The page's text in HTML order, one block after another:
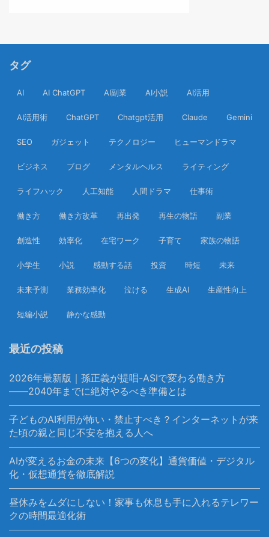
タグ
AI AI ChatGPT AI副業 AI小説 AI活用
AI活用術 ChatGPT Chatgpt活用 Claude Gemini
SEO ガジェット テクノロジー ヒューマンドラマ
ビジネス ブログ メンタルヘルス ライティング
ライフハック 人工知能 人間ドラマ 仕事術
働き方 働き方改革 再出発 再生の物語 副業
創造性 効率化 在宅ワーク 子育て 家族の物語
小学生 小説 感動する話 投資 時短 未来
未来予測 業務効率化 泣ける 生成AI 生産性向上
短編小説 静かな感動
最近の投稿
2026年最新版｜孫正義が提唱-ASIで変わる働き方
――2040年までに絶対やるべき準備とは
子どものAI利用が怖い・禁止すべき？インターネットが来
た頃の親と同じ不安を抱える人へ
AIが変えるお金の未来【6つの変化】通貨価値・デジタル
化・仮想通貨を徹底解説
昼休みをムダにしない！家事も休息も手に入れるテレワー
クの時間最適化術